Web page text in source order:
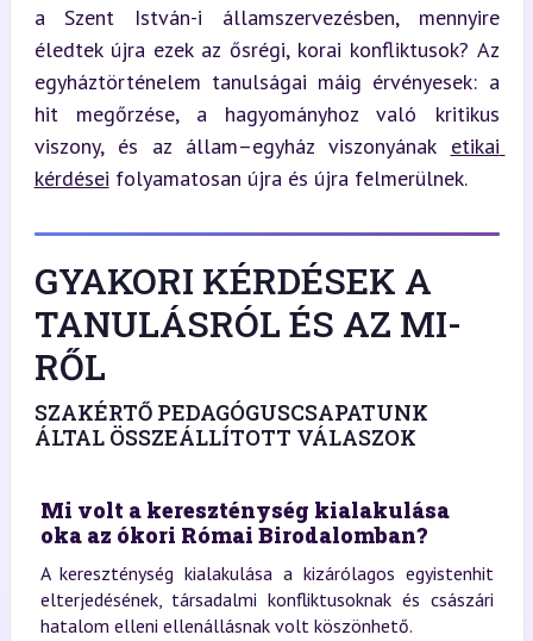
a Szent István-i államszervezésben, mennyire
éledtek újra ezek az ősrégi, korai konfliktusok? Az
egyháztörténelem tanulságai máig érvényesek: a
hit megőrzése, a hagyományhoz való kritikus
viszony, és az állam–egyház viszonyának etikai
kérdései folyamatosan újra és újra felmerülnek.
GYAKORI KÉRDÉSEK A
TANULÁSRÓL ÉS AZ MI-
RŐL
SZAKÉRTŐ PEDAGÓGUSCSAPATUNK
ÁLTAL ÖSSZEÁLLÍTOTT VÁLASZOK
Mi volt a kereszténység kialakulása
oka az ókori Római Birodalomban?
A kereszténység kialakulása a kizárólagos egyistenhit
elterjedésének, társadalmi konfliktusoknak és császári
hatalom elleni ellenállásnak volt köszönhető.